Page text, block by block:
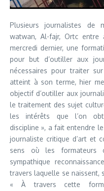
Plusieurs journalistes de
watwan, Al-fajr, Ortc
mercredi dernier, une
pour but d’outiller aux
nécessaires pour traiter
atteint à son terme, hier
objectif d’outiller aux
le traitement des sujet
les intérêts que l’on
discipline », a fait entendre
journaliste critique d’art et
sens où les
sympathique
travers laquelle se naissent,
« À travers cette